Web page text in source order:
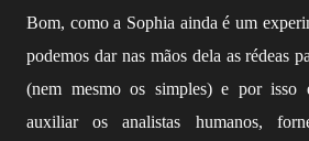
Bom, como a Sophia ainda é um
podemos dar nas mãos dela as rédeas
(nem mesmo os simples) e por isso
auxiliar os analistas humanos,